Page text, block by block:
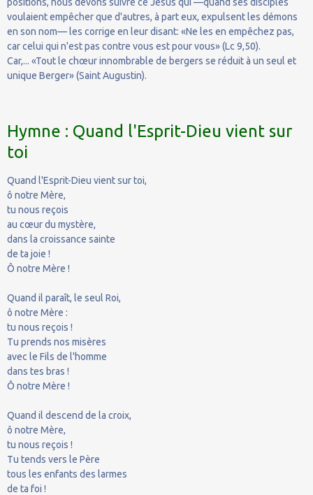
voulaient empêcher que d'autres, à part eux, expulsent les démons
en son nom— les corrige en leur disant: «Ne les en empêchez pas,
car celui qui n'est pas contre vous est pour vous» (Lc 9,50).
Car,... «Tout le chœur innombrable de bergers se réduit à un seul et
unique Berger» (Saint Augustin).
Hymne : Quand l'Esprit-Dieu vient sur
toi
Quand l'Esprit-Dieu vient sur toi,
ô notre Mère,
tu nous reçois
au cœur du mystère,
dans la croissance sainte
de ta joie !
Ô notre Mère !
Quand il paraît, le seul Roi,
ô notre Mère :
tu nous reçois !
Tu prends nos misères
avec le Fils de l'homme
dans tes bras !
Ô notre Mère !
Quand il descend de la croix,
ô notre Mère,
tu nous reçois !
Tu tends vers le Père
tous les enfants des larmes
de ta foi !